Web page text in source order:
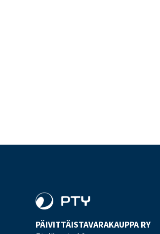
PÄIVITTÄISTAVARA­KAUPPA RY